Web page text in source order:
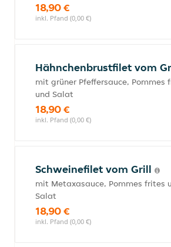
18,90 €
inkl. Pfand (0,00 €)
Hähnchenbrustfilet vom
mit grüner Pfeffersauce, Pommes
und Salat
18,90 €
inkl. Pfand (0,00 €)
Schweinefilet vom Grill
mit Metaxasauce, Pommes frites
Salat
18,90 €
inkl. Pfand (0,00 €)